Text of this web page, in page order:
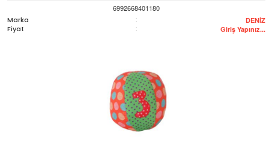
6992668401180
Marka
: DENİZ
Fiyat : Giriş Yapınız...